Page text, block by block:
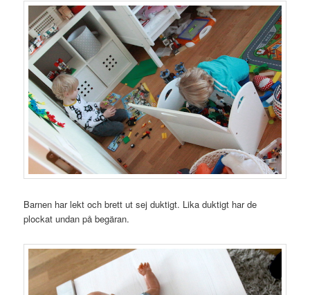
Barnen har lekt och brett ut sej duktigt. Lika duktigt har de
plockat undan på begäran.